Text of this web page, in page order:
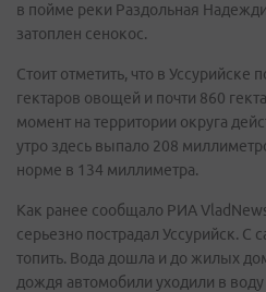
в пойме реки Раздольная
затоплен сенокос.
Стоит отметить, что в Уссурийске
гектаров овощей и почти 860
момент на территории округа
утро здесь выпало 208
норме в 134 миллиметра.
Как ранее сообщало РИА
серьезно пострадал Уссурийск. С
топить. Вода дошла и до жилых
дождя автомобили уходили в воду